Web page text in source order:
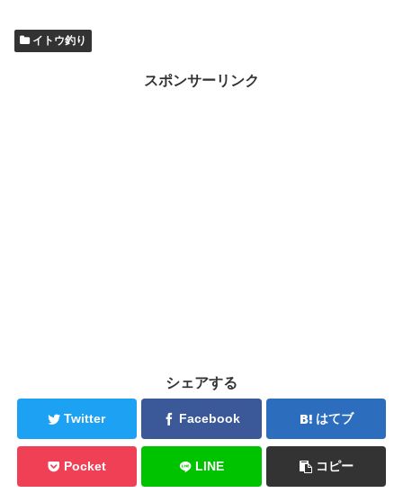
イトウ釣り
スポンサーリンク
シェアする
Twitter Facebook はてブ
Pocket LINE コピー